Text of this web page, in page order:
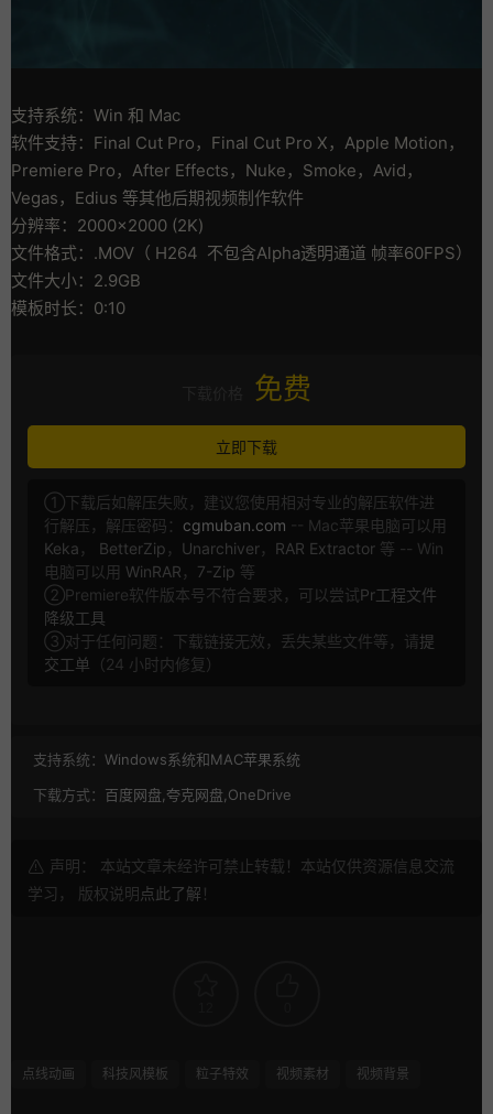
支持系统：Win 和 Mac
软件支持：Final Cut Pro，Final Cut Pro X，Apple Motion，
Premiere Pro，After Effects，Nuke，Smoke，Avid，
Vegas，Edius 等其他后期视频制作软件
分辨率：2000×2000 (2K)
文件格式：.MOV（ H264 不包含Alpha透明通道 帧率60FPS）
文件大小：2.9GB
模板时长：0:10
免费
立即下载
①下载后如解压失败，建议您使用相对专业的解压软件进
行解压，解压密码： cgmuban.com -- Mac苹果电脑可以用
Keka ， BetterZip ， Unarchiver， RAR Extractor 等 -- Win
电脑可以用 WinRAR ， 7-Zip 等
②Premiere软件版本号不符合要求，可以尝试Pr工程文件
降级工具
③对于任何问题：下载链接无效，丢失某些文件等，请提
交工单 （24 小时内修复）
支持系统： Windows系统和MAC苹果系统
下载方式： 百度网盘,夸克网盘,OneDrive
声明： 本站文章未经许可禁止转载！本站仅供资源信息交流
学习， 版权说明点此了解 ！
点线动画 科技风模板 粒子特效 视频素材 视频背景